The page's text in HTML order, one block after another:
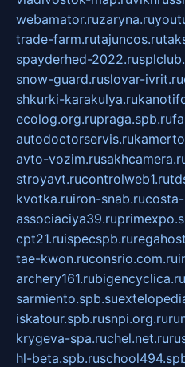
webamator.ruzaryna.ru
trade-farm.rutajuncos.ru
spayderhed-2022.ru
snow-guard.ruslovar-ivrit.ru
shkurki-karakulya.ru
ecolog.org.rupraga.spb.ru
autodoctorservis.ru
avto-vozim.ru
stroyavt.rucontrolweb1.ru
kvotka.ruiron-snab.ru
associaciya39.ru
cpt21.ruispecspb.ru
tae-kwon.ruconsrio.com.ru
archery161.rubigencyclica.ru
sarmiento.spb.su
iskatour.spb.rusnpi.org.ru
krygeva-spa.ruchel.net.ru
hl-beta.spb.ru